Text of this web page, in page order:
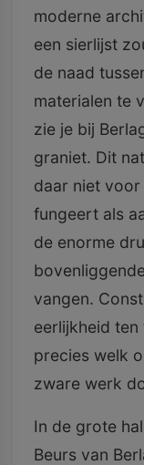
moderne
een sierlijst
de naad
materialen te
zie je bij
graniet. Dit
daar niet voor
fungeert als
de enorme
vangen.
eerlijkheid
precies welk
zware werk
In de grote
Beurs van